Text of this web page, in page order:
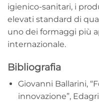
igienico-sanitari, i
elevati standard di
uno dei formaggi più
internazionale.
Bibliografia
Giovanni Ballarini,
innovazione”,